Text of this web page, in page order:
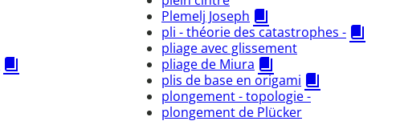
Plemelj Joseph
pli - théorie des catastrophes -
pliage avec glissement
pliage de Miura
plis de base en origami
plongement - topologie -
plongement de Plücker